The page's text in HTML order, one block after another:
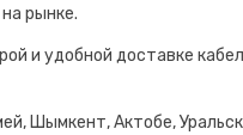
рынке.
и удобной доставке
Шымкент, Актобе,